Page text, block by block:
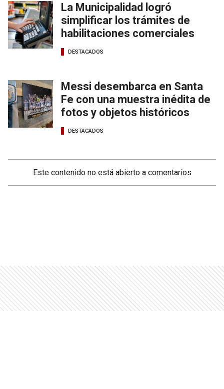
La Municipalidad logró
simplificar los trámites de
habilitaciones comerciales
DESTACADOS
Messi desembarca en Santa
Fe con una muestra inédita de
fotos y objetos históricos
DESTACADOS
Este contenido no está abierto a comentarios